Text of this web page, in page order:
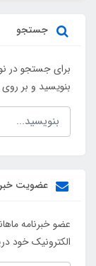
جستجو
برای جستجو در
بنویسید و بر
عضویت
عضو خبرنامه
الکترونیک خود